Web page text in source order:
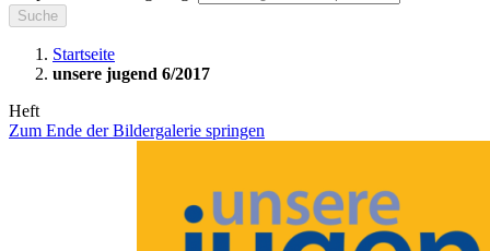
Suche
Startseite
unsere jugend 6/2017
Heft
Zum Ende der Bildergalerie springen